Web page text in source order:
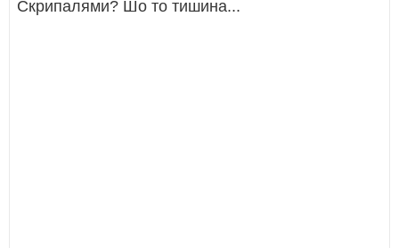
Скрипалями? Шо то тишина...